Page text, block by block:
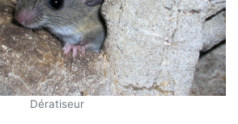
Dératiseur